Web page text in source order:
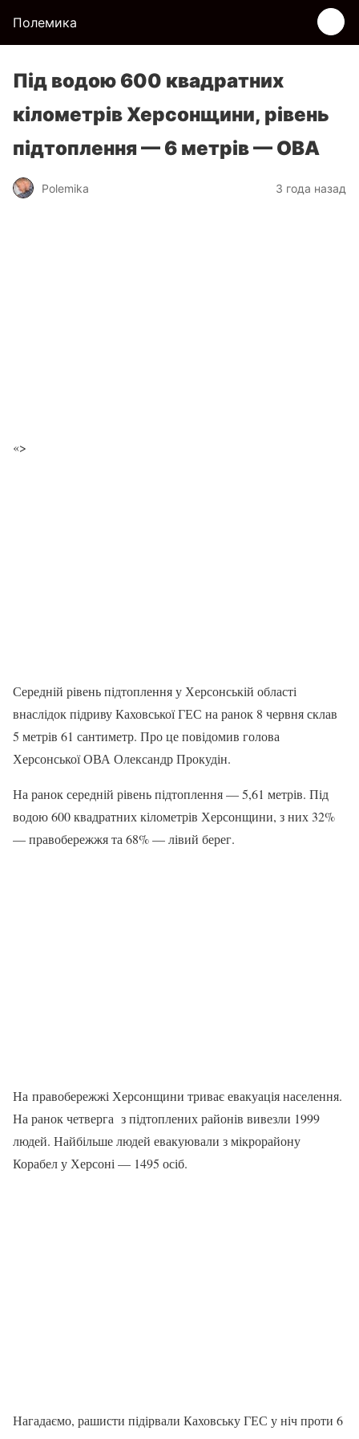
Полемика
Під водою 600 квадратних
кілометрів Херсонщини, рівень
підтоплення — 6 метрів — ОВА
Polemika 3 года назад
«>
Середній рівень підтоплення у Херсонській області
внаслідок підриву Каховської ГЕС на ранок 8 червня склав
5 метрів 61 сантиметр. Про це повідомив голова
Херсонської ОВА Олександр Прокудін.
На ранок середній рівень підтоплення — 5,61 метрів. Під
водою 600 квадратних кілометрів Херсонщини, з них 32%
— правобережжя та 68% — лівий берег.
На правобережжі Херсонщини триває евакуація населення.
На ранок четверга з підтоплених районів вивезли 1999
людей. Найбільше людей евакуювали з мікрорайону
Корабел у Херсоні — 1495 осіб.
Нагадаємо, рашисти підірвали Каховську ГЕС у ніч проти 6